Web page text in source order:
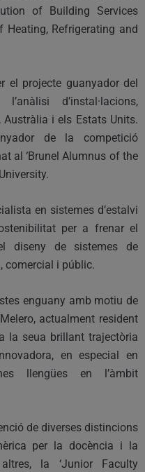
of Building Services
Heating, Refrigerating and
el projecte guanyador del
d’instal·lacions,
i els Estats Units.
de la competició
al ‘Brunel Alumnus of the
en sistemes d’estalvi
per a frenar el
diseny de sistemes de
comercial i públic.
enguany amb motiu de
actualment resident
la seua brillant trajectòria
en especial en
llengües en l’àmbit
de diverses distincions
per la docència i la
la ‘Junior Faculty